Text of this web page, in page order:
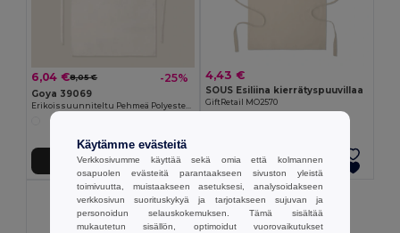
6,04 €8,05 € -25%
Goya 39069
Erikoissuunniteltu Pehmeä Polyesteriesiliina SION
Lisää Ostokoriin
4,43 €
SOUS Esiliina kierrätyspuuvillaa
GiftRetail MO2570
Lisää Ostokoriin
Käytämme evästeitä
Verkkosivumme käyttää sekä omia että kolmannen
osapuolen evästeitä parantaakseen sivuston yleistä
toimivuutta, muistaakseen asetuksesi, analysoidakseen
verkkosivun suorituskykyä ja tarjotakseen sujuvan ja
personoidun selauskokemuksen. Tämä sisältää
mukautetun sisällön, optimoidut vuorovaikutukset